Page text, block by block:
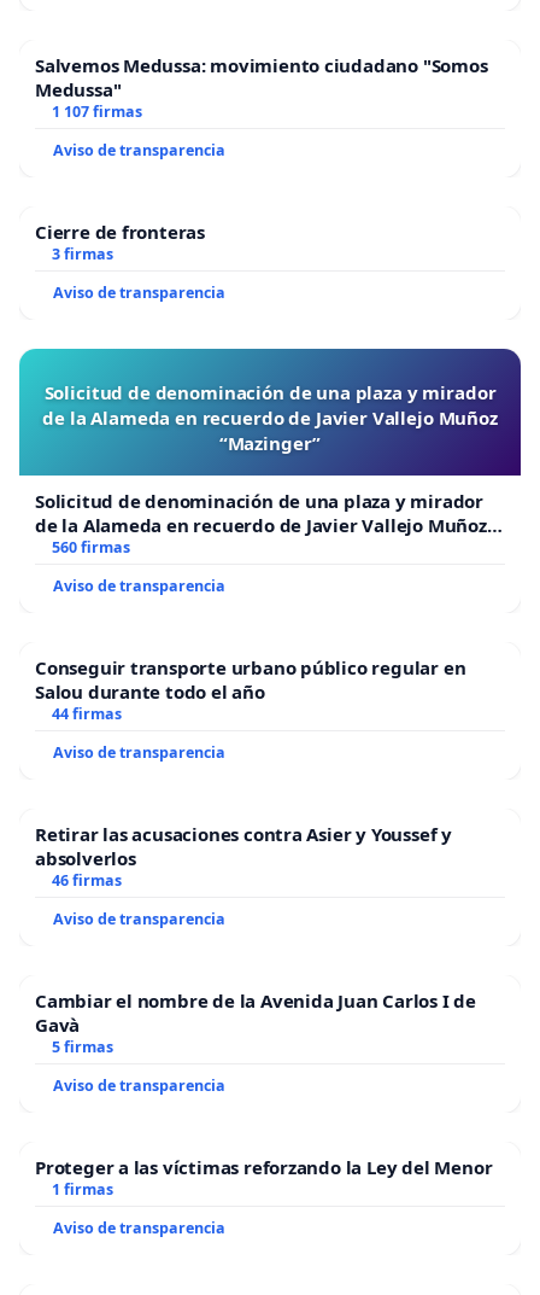
Salvemos Medussa: movimiento ciudadano "Somos
Medussa"
1 107 firmas
Aviso de transparencia
Cierre de fronteras
3 firmas
Aviso de transparencia
Solicitud de denominación de una plaza y mirador
de la Alameda en recuerdo de Javier Vallejo Muñoz
“Mazinger”
Solicitud de denominación de una plaza y mirador
de la Alameda en recuerdo de Javier Vallejo Muñoz
“Mazinger”
560 firmas
Aviso de transparencia
Conseguir transporte urbano público regular en
Salou durante todo el año
44 firmas
Aviso de transparencia
Retirar las acusaciones contra Asier y Youssef y
absolverlos
46 firmas
Aviso de transparencia
Cambiar el nombre de la Avenida Juan Carlos I de
Gavà
5 firmas
Aviso de transparencia
Proteger a las víctimas reforzando la Ley del Menor
1 firmas
Aviso de transparencia